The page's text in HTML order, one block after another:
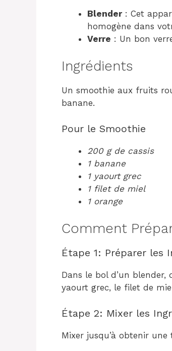
Blender: Cet
homogène dans
Verre : Un bon
Ingrédients
Un smoothie aux fruits
banane.
Pour le Smoothie
200 g de cassis
1 banane
1 yaourt grec
1 filet de miel
1 orange
Comment
Étape 1: Préparer les
Dans le bol d’un blender,
yaourt grec, le filet de
Étape 2: Mixer les
Mixer jusqu’à obtenir une